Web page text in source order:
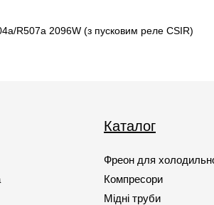
R507а 2096W (з пусковим реле CSIR)
Каталог
Фреон для
Компресори
Мідні труби